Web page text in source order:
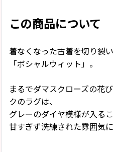
この商品について
着なくなった古着を切り裂い
「ボシャルウィット」。
まるでダマスクローズの花
クのラグは、
グレーのダイヤ模様が入るこ
甘すぎず洗練された雰囲気に